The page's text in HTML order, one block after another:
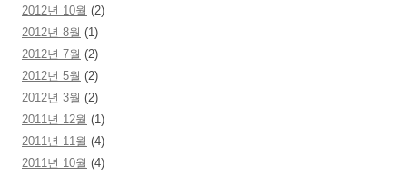
2012년 10월 (2)
2012년 8월 (1)
2012년 7월 (2)
2012년 5월 (2)
2012년 3월 (2)
2011년 12월 (1)
2011년 11월 (4)
2011년 10월 (4)